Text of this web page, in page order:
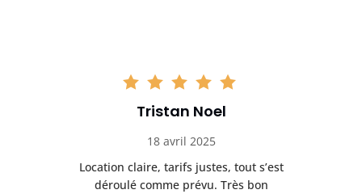
Tristan Noel
18 avril 2025
Location claire, tarifs justes, tout s’est
déroulé comme prévu. Très bon